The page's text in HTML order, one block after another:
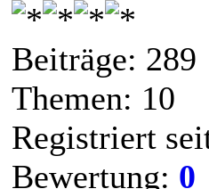
Beiträge: 289
Themen: 10
Registriert
Bewertung: 0